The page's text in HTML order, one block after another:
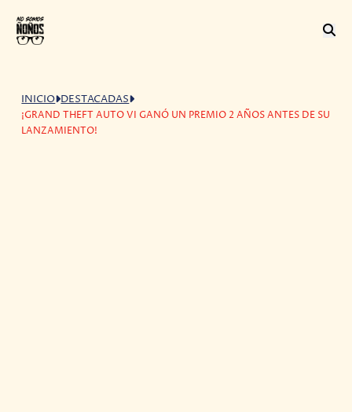
INICIO DESTACADAS
¡GRAND THEFT AUTO VI GANÓ UN PREMIO 2 AÑOS ANTES DE SU
LANZAMIENTO!